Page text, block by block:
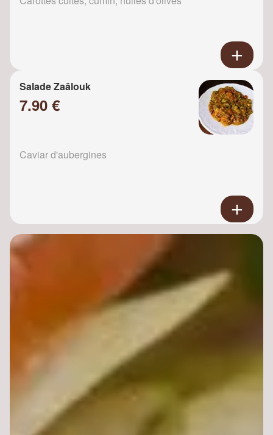
Salade Zaâlouk
7.90 €
Caviar d'aubergines